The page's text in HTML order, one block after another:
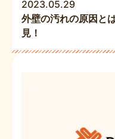
2023.05.29
外壁の汚れの原因と
見！